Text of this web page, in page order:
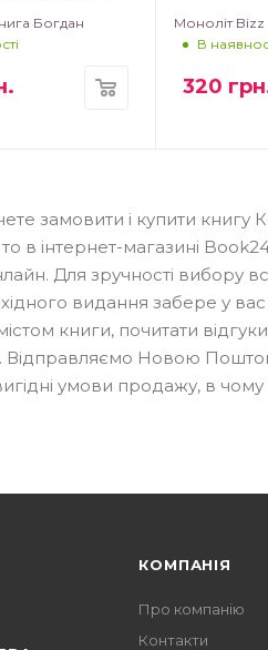
Богдан
Моноліт Bizz
В
320
замовити і купити книгу
в інтернет-магазині
Для зручності вибору
видання забере у
книги, почитати
Відправляємо Новою Поштою
умови продажу, в
КОМПАНІЯ
Про компанію
Контакти